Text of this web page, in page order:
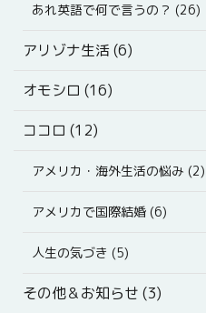
あれ英語で何で言うの？ (26)
アリゾナ生活 (6)
オモシロ (16)
ココロ (12)
アメリカ・海外生活の悩み (2)
アメリカで国際結婚 (6)
人生の気づき (5)
その他＆お知らせ (3)